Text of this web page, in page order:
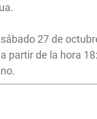
27 de
partir de la hora